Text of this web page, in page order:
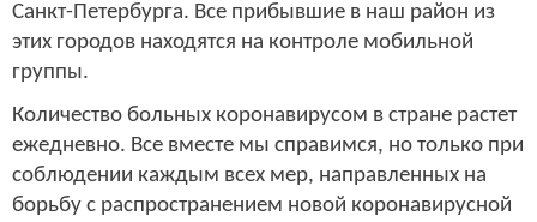
Санкт-Петербурга. Все прибывшие в наш район из
этих городов находятся на контроле мобильной
группы.
Количество больных коронавирусом в стране растет
ежедневно. Все вместе мы справимся, но только при
соблюдении каждым всех мер, направленных на
борьбу с распространением новой коронавирусной